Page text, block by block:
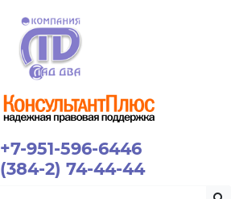
+7-951-596-6446
(384-2) 74-44-44